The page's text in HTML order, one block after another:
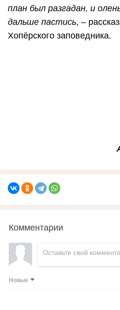
план был разгадан, и
дальше пастись, –
Хопёрского заповедника.
Комментарии
Новые